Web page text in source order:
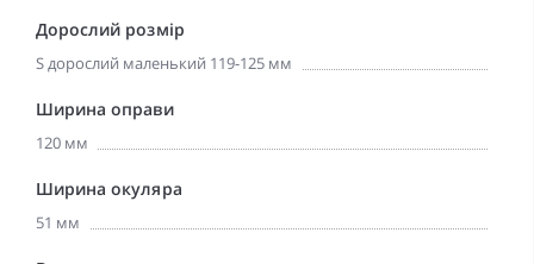
Дорослий розмір
S дорослий маленький 119-125 мм
Ширина оправи
120 мм
Ширина окуляра
51 мм